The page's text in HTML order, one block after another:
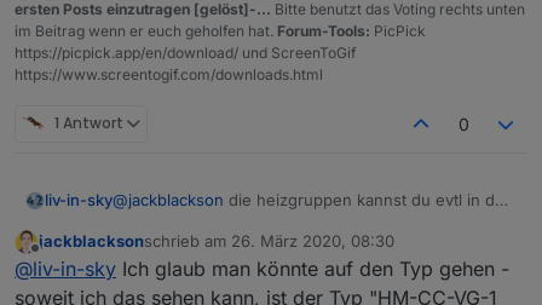
ersten Posts einzutragen [gelöst]-... Bitte benutzt das Voting rechts unten
im Beitrag wenn er euch geholfen hat. Forum-Tools: PicPick
https://picpick.app/en/download/ und ScreenToGif
https://www.screentogif.com/downloads.html
1 Antwort 0
liv-in-sky@jackblackson die heizgruppen kannst du evtl in den
ansonsten müßte ich einen datenpunkt haben ( oder
einen state oder einen namen (HG)) der mir sagt,
dass dies gefiltert sein sollte - irgendwas, was ich
zum filtern kannst du var filterArray befüllen
Offline
jackblacksonschrieb am 26. März 2020, 08:30
zuletzt editiert von
@liv-in-sky Ich glaub man könnte auf den Typ gehen -
soweit ich das sehen kann, ist der Typ "HM-CC-VG-1